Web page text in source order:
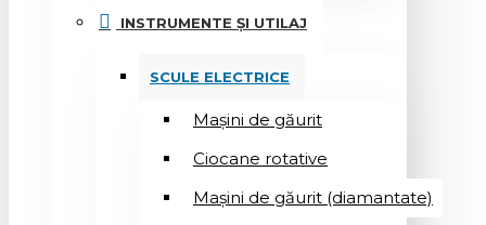
INSTRUMENTE ȘI UTILAJ
SCULE ELECTRICE
Mașini de găurit
Ciocane rotative
Mașini de găurit (diamantate)